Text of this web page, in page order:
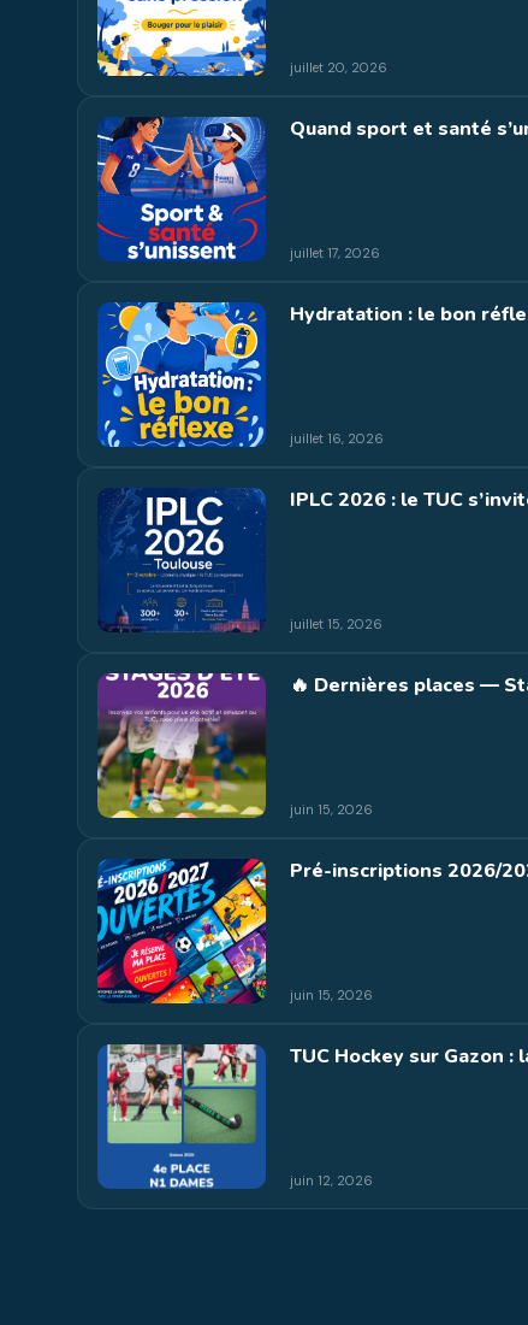
juillet 20, 2026
Quand sport et santé
juillet 17, 2026
Hydratation : le bon
juillet 16, 2026
IPLC 2026 : le TUC
juillet 15, 2026
🔥 Dernières places —
juin 15, 2026
Pré-inscriptions 2026/
juin 15, 2026
TUC Hockey sur Gazon :
juin 12, 2026